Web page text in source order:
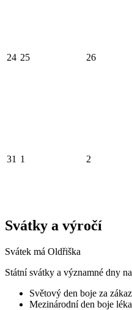
24 25 26
31 1 2
Svátky a výročí
Svátek má Oldřiška
Státní svátky a významné dny
Světový den boje za
Mezinárodní den boje